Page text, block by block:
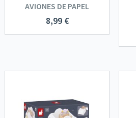
AVIONES DE PAPEL
8,99 €